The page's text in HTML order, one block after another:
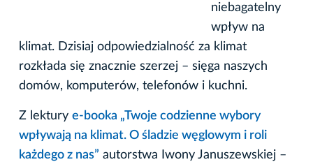
niebagatelny
wpływ na
klimat. Dzisiaj odpowiedzialność za klimat
rozkłada się znacznie szerzej – sięga naszych
domów, komputerów, telefonów i kuchni.
Z lektury e-booka „Twoje codzienne wybory
wpływają na klimat. O śladzie węglowym i roli
każdego z nas” autorstwa Iwony Januszewskiej –